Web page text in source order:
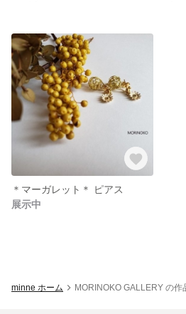
＊マーガレット＊ ピアス
展示中
minne ホーム MORINOKO GALLERY の作